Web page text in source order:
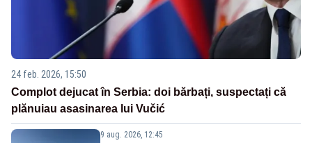
24 feb. 2026, 15:50
Complot dejucat în Serbia: doi bărbați, suspectați că
plănuiau asasinarea lui Vučić
9 aug. 2026, 12:45